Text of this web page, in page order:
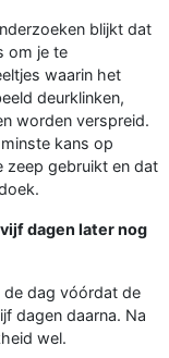
blijkt dat
om je te
waarin het
deurklinken,
worden verspreid.
kans op
zeep gebruikt en dat
dagen later nog
de dag vóórdat de
dagen daarna. Na
wel.